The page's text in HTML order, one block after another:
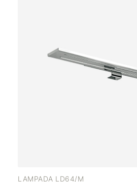
LAMPADA LD64/M